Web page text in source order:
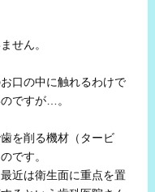
せん。
口の中に触れるわけで
ですが…。
を削る機材（タービ
です。
近は衛生面に重点を置